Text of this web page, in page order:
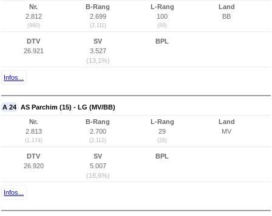
Nr.
2.812
(990)
B-Rang
2.699
(2.111)
L-Rang
100
(89)
Land
BB
DTV
26.921
SV
3.527
(13,1%)
BPL
Infos...
A 24 AS Parchim (15) - LG (MV/BB)
Nr.
2.813
(1.174)
B-Rang
2.700
(2.112)
L-Rang
29
(26)
Land
MV
DTV
26.920
SV
5.007
(18,6%)
BPL
Infos...